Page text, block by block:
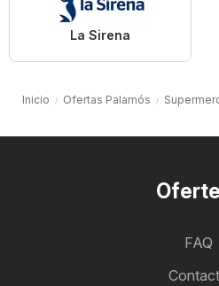
La Sirena
Inicio Ofertas Palamós
FAQ